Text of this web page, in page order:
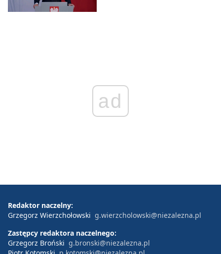
ad
Redaktor naczelny:
Grzegorz Wierzchołowski g.wierzcholowski@niezalezna.pl
Zastępcy redaktora naczelnego:
Grzegorz Broński g.bronski@niezalezna.pl